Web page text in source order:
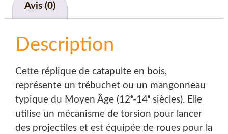
Avis (0)
Description
Cette réplique de catapulte en bois,
représente un trébuchet ou un mangonneau
typique du Moyen Âge (12ᵉ-14ᵉ siècles). Elle
utilise un mécanisme de torsion pour lancer
des projectiles et est équipée de roues pour la